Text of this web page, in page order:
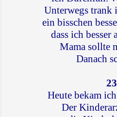
Unterwegs trank
ein bisschen
dass ich besser
Mama sollte
Danach
Heute bekam
Der